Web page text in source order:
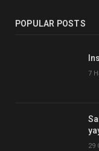
POPULAR POSTS
7
29